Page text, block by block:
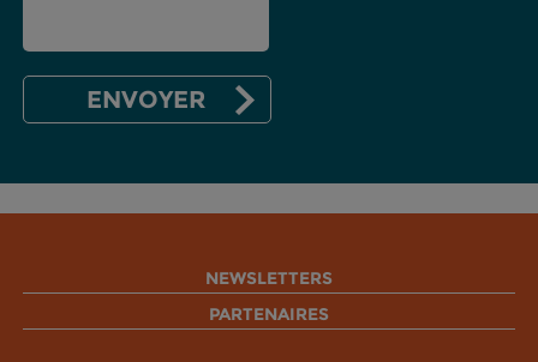
NEWSLETTERS
PARTENAIRES